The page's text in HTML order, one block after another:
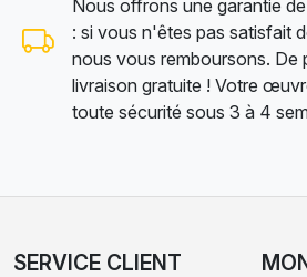
Nous offrons une garantie
: si vous n'êtes pas satisfait
nous vous remboursons. De
livraison gratuite ! Votre
toute sécurité sous 3 à 4
SERVICE CLIENT